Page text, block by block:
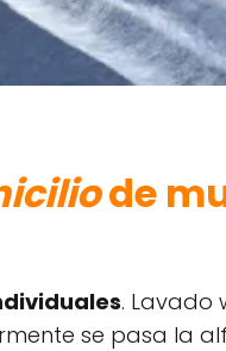
de
. Lavado
se pasa la